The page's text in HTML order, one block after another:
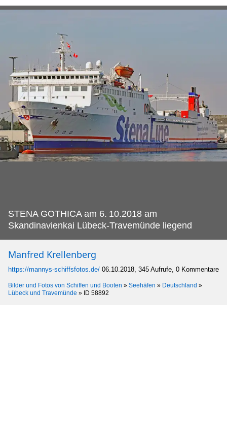
STENA GOTHICA am 6. 10.2018 am
Skandinavienkai Lübeck-Travemünde liegend
Manfred Krellenberg
https://mannys-schiffsfotos.de/ 06.10.2018, 345 Aufrufe, 0 Kommentare
Bilder und Fotos von Schiffen und Booten » Seehäfen » Deutschland »
Lübeck und Travemünde » ID 58892